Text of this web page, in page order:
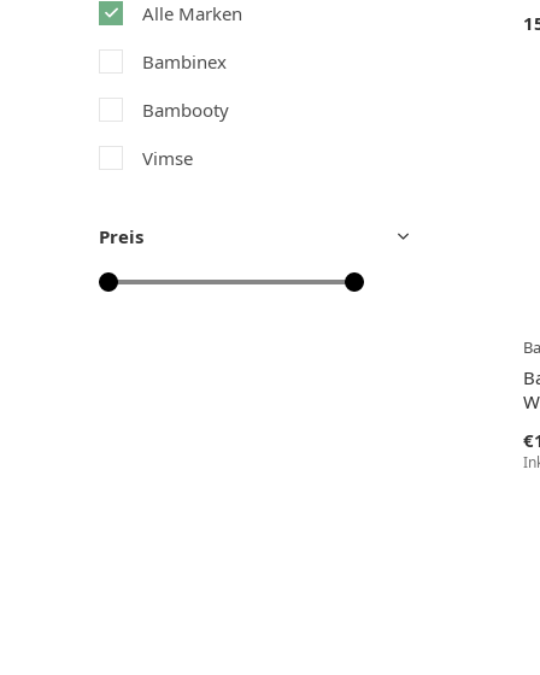
Alle Marken
Bambinex
Bambooty
Vimse
Preis